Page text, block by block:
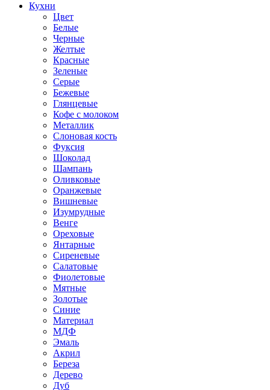
Кухни
Цвет
Белые
Черные
Желтые
Красные
Зеленые
Серые
Бежевые
Глянцевые
Кофе с молоком
Металлик
Слоновая кость
Фуксия
Шоколад
Шампань
Оливковые
Оранжевые
Вишневые
Изумрудные
Венге
Ореховые
Янтарные
Сиреневые
Салатовые
Фиолетовые
Мятные
Золотые
Синие
Материал
МДФ
Эмаль
Акрил
Береза
Дерево
Дуб